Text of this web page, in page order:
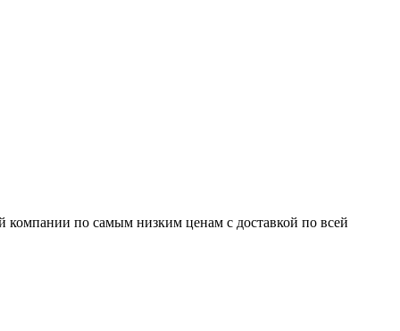
по самым низким ценам с доставкой по всей